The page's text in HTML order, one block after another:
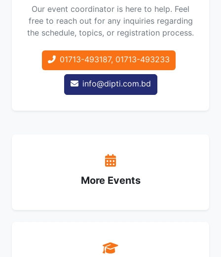
Our event coordinator is here to help. Feel
free to reach out for any inquiries regarding
the schedule, topics, or registration process.
01713-493187, 01713-493233
info@dipti.com.bd
More Events